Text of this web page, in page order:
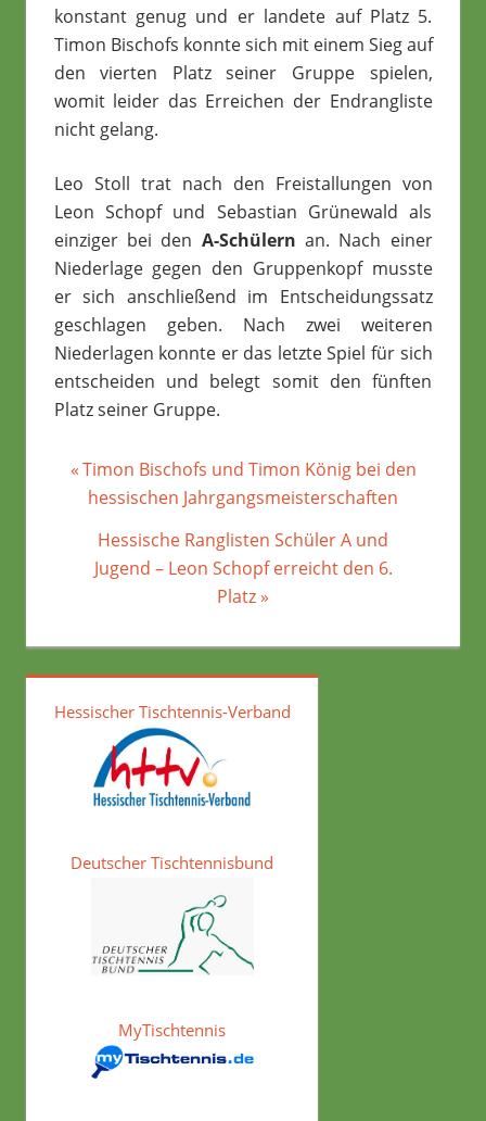
konstant genug und er landete auf Platz 5.
Timon Bischofs konnte sich mit einem Sieg auf
den vierten Platz seiner Gruppe spielen,
womit leider das Erreichen der Endrangliste
nicht gelang.
Leo Stoll trat nach den Freistallungen von
Leon Schopf und Sebastian Grünewald als
einziger bei den A-Schülern an. Nach einer
Niederlage gegen den Gruppenkopf musste
er sich anschließend im Entscheidungssatz
geschlagen geben. Nach zwei weiteren
Niederlagen konnte er das letzte Spiel für sich
entscheiden und belegt somit den fünften
Platz seiner Gruppe.
Beitragsnavigation
Vorheriger
Beitrag:
Timon Bischofs und Timon König bei den
hessischen Jahrgangsmeisterschaften
Nächster
Beitrag:
Hessische Ranglisten Schüler A und
Jugend – Leon Schopf erreicht den 6.
Platz
Hessischer Tischtennis-Verband
Deutscher Tischtennisbund
MyTischtennis